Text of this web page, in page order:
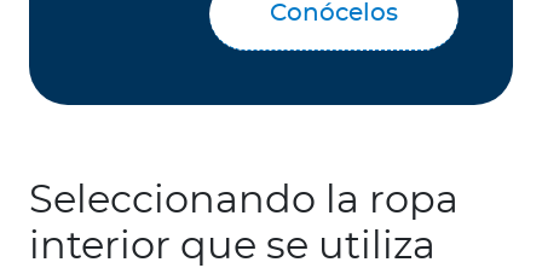
Conócelos
Seleccionando la ropa
interior que se utiliza